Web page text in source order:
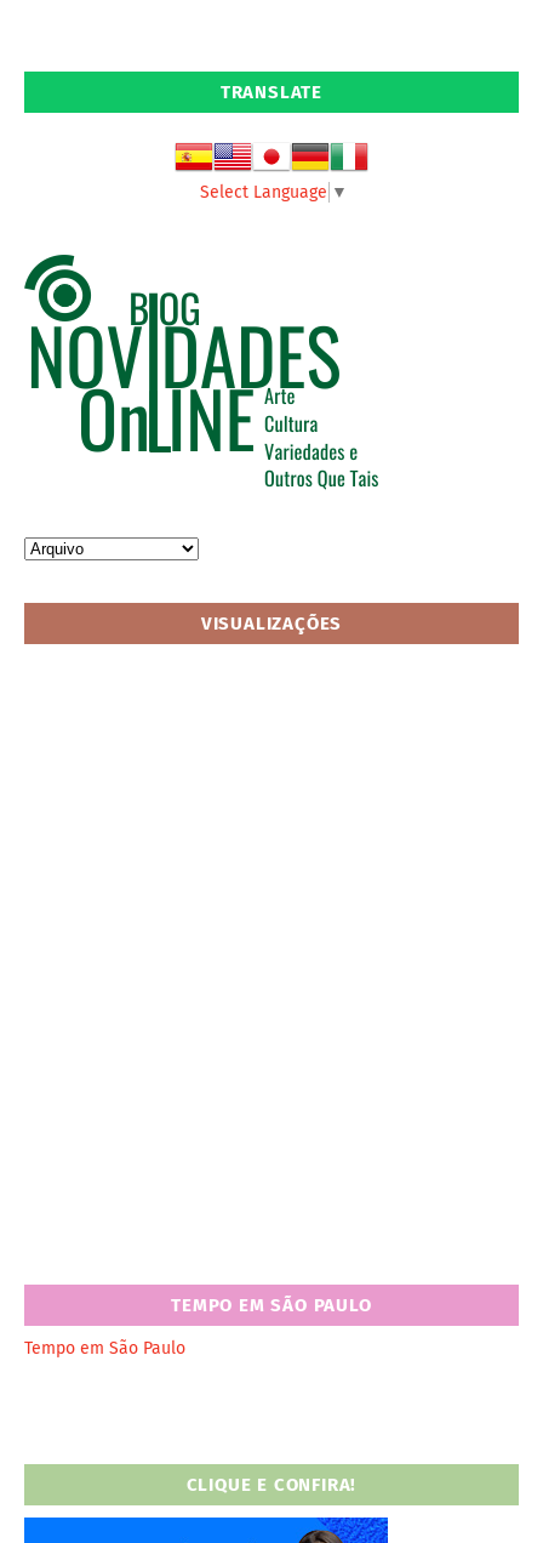
TRANSLATE
Select Language ▼
VISUALIZAÇÕES
TEMPO EM SÃO PAULO
Tempo em São Paulo
CLIQUE E CONFIRA!